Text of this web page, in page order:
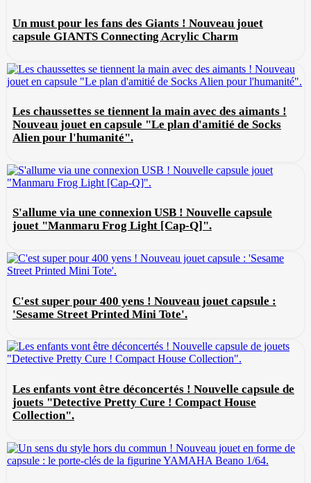
Un must pour les fans des Giants ! Nouveau jouet
capsule GIANTS Connecting Acrylic Charm
Les chaussettes se tiennent la main avec des aimants !
Nouveau jouet en capsule "Le plan d'amitié de Socks
Alien pour l'humanité".
S'allume via une connexion USB ! Nouvelle capsule
jouet "Manmaru Frog Light [Cap-Q]".
C'est super pour 400 yens ! Nouveau jouet capsule :
'Sesame Street Printed Mini Tote'.
Les enfants vont être déconcertés ! Nouvelle capsule de
jouets "Detective Pretty Cure ! Compact House
Collection".